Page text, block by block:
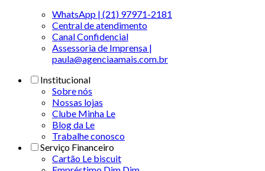
WhatsApp | (21) 97971-2181
Central de atendimento
Canal Confidencial
Assessoria de Imprensa |
paula@agenciaamais.com.br
Institucional
Sobre nós
Nossas lojas
Clube Minha Le
Blog da Le
Trabalhe conosco
Serviço Financeiro
Cartão Le biscuit